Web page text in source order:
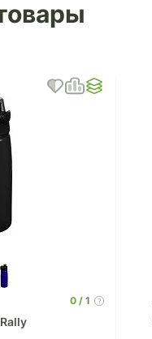
0 1